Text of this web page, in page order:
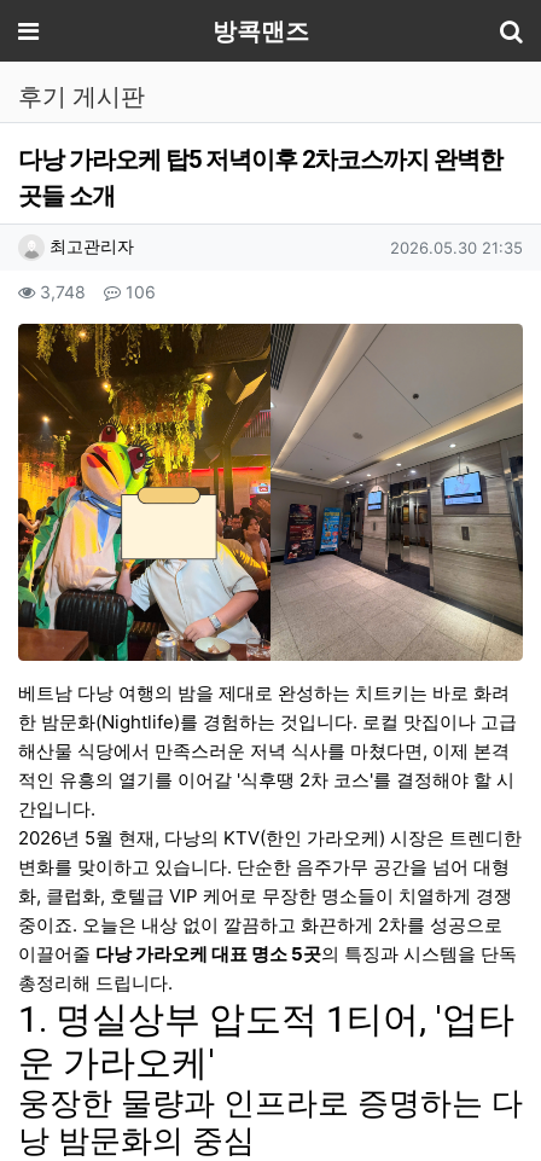
메뉴 방콕맨즈
후기 게시판
다낭 가라오케 탑5 저녁이후 2차코스까지 완벽한
곳들 소개
작성자 정보
최고관리자작성 작성일
2026.05.30 21:35
컨텐츠 정보
3,748 조회 106
본문
베트남 다낭 여행의 밤을 제대로 완성하는 치트키는 바로 화려
한 밤문화(Nightlife)를 경험하는 것입니다. 로컬 맛집이나 고급
해산물 식당에서 만족스러운 저녁 식사를 마쳤다면, 이제 본격
적인 유흥의 열기를 이어갈 '식후땡 2차 코스'를 결정해야 할 시
간입니다.
2026년 5월 현재, 다낭의 KTV(한인 가라오케) 시장은 트렌디한
변화를 맞이하고 있습니다. 단순한 음주가무 공간을 넘어 대형
화, 클럽화, 호텔급 VIP 케어로 무장한 명소들이 치열하게 경쟁
중이죠. 오늘은 내상 없이 깔끔하고 화끈하게 2차를 성공으로
이끌어줄 다낭 가라오케 대표 명소 5곳의 특징과 시스템을 단독
총정리해 드립니다.
1. 명실상부 압도적 1티어, '업타
운 가라오케'
웅장한 물량과 인프라로 증명하는 다
낭 밤문화의 중심